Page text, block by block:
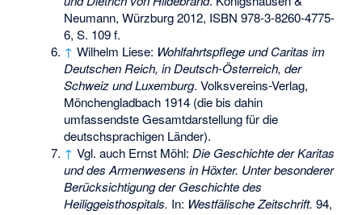
Neumann, Würzburg 2012, ISBN 978-3-8260-4775-
6, S. 109 f.
↑ Wilhelm Liese: Wohlfahrtspflege und Caritas im
Deutschen Reich, in Deutsch-Österreich, der
Schweiz und Luxemburg. Volksvereins-Verlag,
Mönchengladbach 1914 (die bis dahin
umfassendste Gesamtdarstellung für die
deutschsprachigen Länder).
↑ Vgl. auch Ernst Möhl:Die Geschichte der Karitas
und des Armenwesens in Höxter. Unter besonderer
Berücksichtigung der Geschichte des
Heiliggeisthospitals. In: Westfälische Zeitschrift. 94,